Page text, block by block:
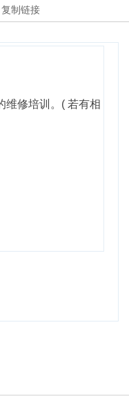
复制链接
维修培训。( 若有相